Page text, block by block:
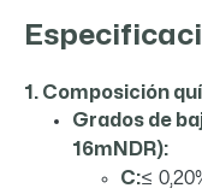
1. Composición
Grados de
16mNDR):
C:≤